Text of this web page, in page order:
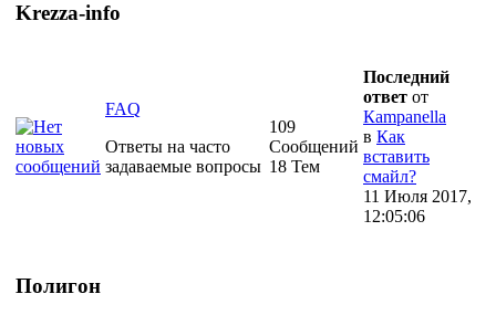
Krezza-info
FAQ
Ответы на часто
задаваемые вопросы
109
Сообщений
18 Тем
Последний
ответ от
Кampanella
в Как
вставить
смайл?
11 Июля 2017,
12:05:06
Полигон